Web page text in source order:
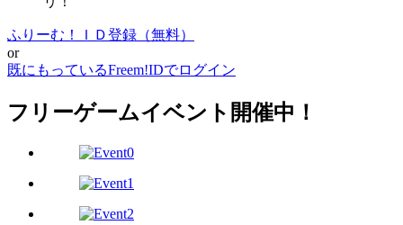
ふりーむ！ＩＤ登録（無料）
or
既にもっているFreem!IDでログイン
フリーゲームイベント開催中！